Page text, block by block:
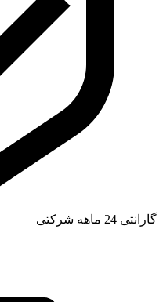
گارانتی 24 ماهه شرکتی